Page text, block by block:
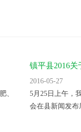
、
镇平县2016
里。
2016-05-27
5月25日上午，
会在县新闻发布